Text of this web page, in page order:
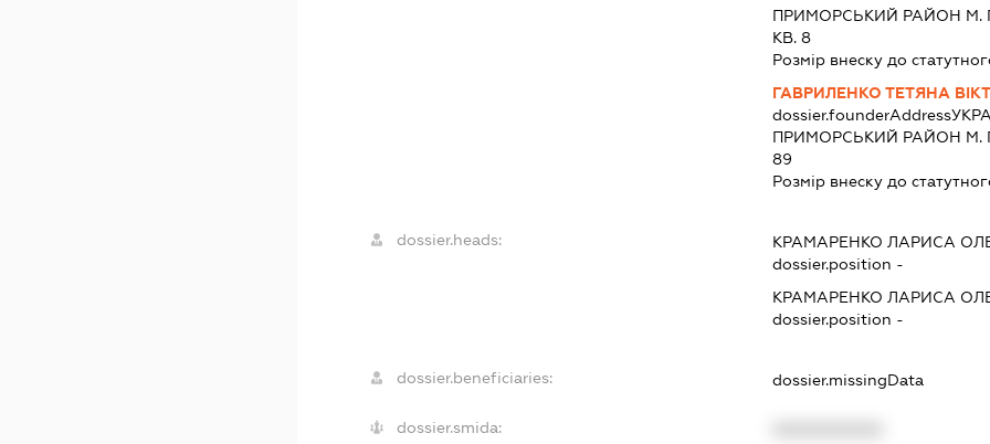
ПРИМОРСЬКИЙ РАЙОН М.
КВ. 8
Розмір внеску до
ГАВРИЛЕНКО ТЕТЯНА
dossier.founderAddress
ПРИМОРСЬКИЙ РАЙОН М.
89
Розмір внеску до
dossier.heads:
КРАМАРЕНКО ЛАРИСА
dossier.position -
КРАМАРЕНКО ЛАРИСА
dossier.position -
dossier.beneficiaries: dossier.missingData
dossier.smida: